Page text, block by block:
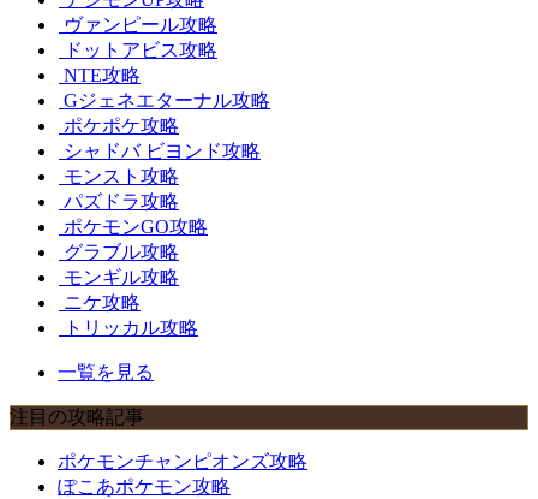
ヴァンピール攻略
ドットアビス攻略
NTE攻略
Gジェネエターナル攻略
ポケポケ攻略
シャドバ ビヨンド攻略
モンスト攻略
パズドラ攻略
ポケモンGO攻略
グラブル攻略
モンギル攻略
ニケ攻略
トリッカル攻略
一覧を見る
注目の攻略記事
ポケモンチャンピオンズ攻略
ぽこあポケモン攻略